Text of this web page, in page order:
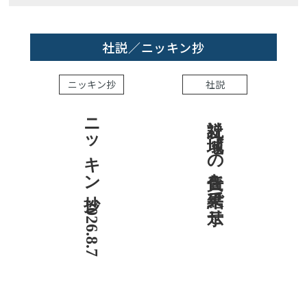
社説／ニッキン抄
ニッキン抄
ニッキン抄 2026.8.7
社説
社説 地域への責任を結果で示せ